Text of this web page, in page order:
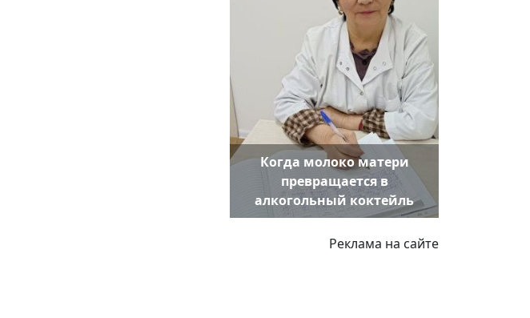
Когда молоко матери
превращается в
алкогольный коктейль
Реклама на сайте